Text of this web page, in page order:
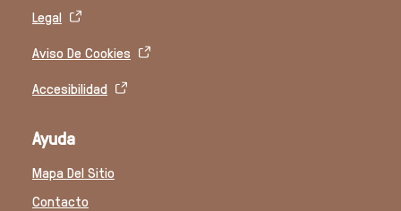
Legal
Aviso De Cookies
Accesibilidad
Ayuda
Mapa Del Sitio
Contacto